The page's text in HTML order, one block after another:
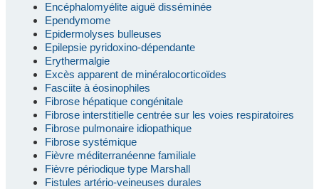
Encéphalomyélite aiguë disséminée
Ependymome
Epidermolyses bulleuses
Epilepsie pyridoxino-dépendante
Erythermalgie
Excès apparent de minéralocorticoïdes
Fasciite à éosinophiles
Fibrose hépatique congénitale
Fibrose interstitielle centrée sur les voies respiratoires
Fibrose pulmonaire idiopathique
Fibrose systémique
Fièvre méditerranéenne familiale
Fièvre périodique type Marshall
Fistules artério-veineuses durales